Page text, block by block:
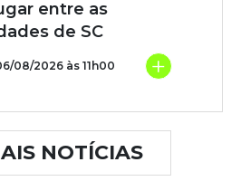
entre as
de SC
08/2026 às 11h00 +
NOTÍCIAS